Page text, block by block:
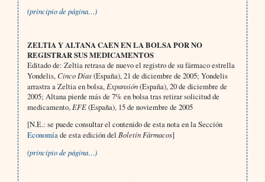
(principio de página…)
ZELTIA Y ALTANA CAEN EN LA BOLSA POR NO
REGISTRAR SUS MEDICAMENTOS
Editado de: Zeltia retrasa de nuevo el registro de su fármaco estrella
Yondelis,Cinco Días(España), 21 de diciembre de 2005; Yondelis
arrastra a Zeltia en bolsa, Expansión(España), 20 de diciembre de
2005; Altana pierde más de 7% en bolsa tras retirar solicitud de
medicamento, EFE(España), 15 de noviembre de 2005
[N.E.: se puede consultar el contenido de esta nota en la Sección
Economíade esta edición del Boletín Fármacos]
(principio de página…)